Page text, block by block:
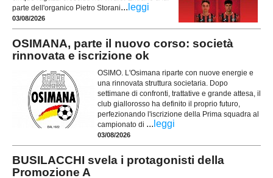
parte dell'organico Pietro Storani... leggi
03/08/2026
OSIMANA, parte il nuovo corso: società
rinnovata e iscrizione ok
OSIMO. L'Osimana riparte con nuove energie e
una rinnovata struttura societaria. Dopo
settimane di confronti, trattative e grande attesa, il
club giallorosso ha definito il proprio futuro,
perfezionando l'iscrizione della Prima squadra al
campionato di ... leggi
03/08/2026
BUSILACCHI svela i protagonisti della
Promozione A